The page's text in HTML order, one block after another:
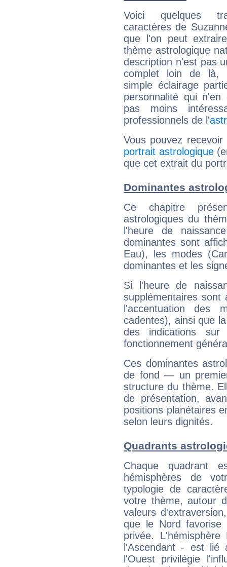
Voici quelques
caractères de
que l'on peut
thème astrologique
description n'est pas
complet loin de là,
simple éclairage
personnalité qui n'en
pas moins
professionnels de l'
Vous pouvez
portrait astrologique
que cet extrait du
Dominantes
Ce chapitre
astrologiques du
l'heure de
dominantes sont
Eau), les modes
dominantes et les
Si l'heure de
supplémentaires sont
l'accentuation des
cadentes), ainsi que
des indications sur
fonctionnement
Ces dominantes
de fond — un
structure du thème.
de présentation,
positions planétaires
selon leurs dignités.
Quadrants
Chaque quadrant
hémisphères de
typologie de
votre thème, autour
valeurs
que le Nord favorise
privée.
l'Ascendant - est
l'Ouest privilégie